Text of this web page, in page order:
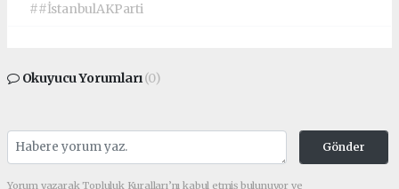
##İstanbulAKParti
Okuyucu Yorumları(0)
Gönder
Yorum yazarak Topluluk Kuralları’nı kabul etmiş bulunuyor ve